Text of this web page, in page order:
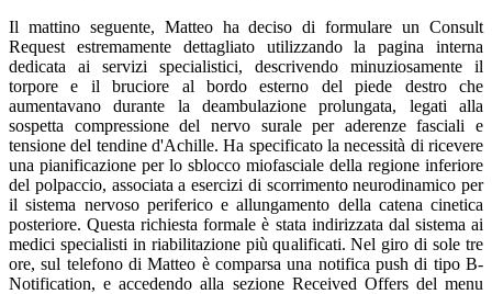
Il mattino seguente, Matteo ha deciso di formulare un Consult
Request estremamente dettagliato utilizzando la pagina interna
dedicata ai servizi specialistici, descrivendo minuziosamente il
torpore e il bruciore al bordo esterno del piede destro che
aumentavano durante la deambulazione prolungata, legati alla
sospetta compressione del nervo surale per aderenze fasciali e
tensione del tendine d'Achille. Ha specificato la necessità di ricevere
una pianificazione per lo sblocco miofasciale della regione inferiore
del polpaccio, associata a esercizi di scorrimento neurodinamico per
il sistema nervoso periferico e allungamento della catena cinetica
posteriore. Questa richiesta formale è stata indirizzata dal sistema ai
medici specialisti in riabilitazione più qualificati. Nel giro di sole tre
ore, sul telefono di Matteo è comparsa una notifica push di tipo B-
Notification, e accedendo alla sezione Received Offers del menu